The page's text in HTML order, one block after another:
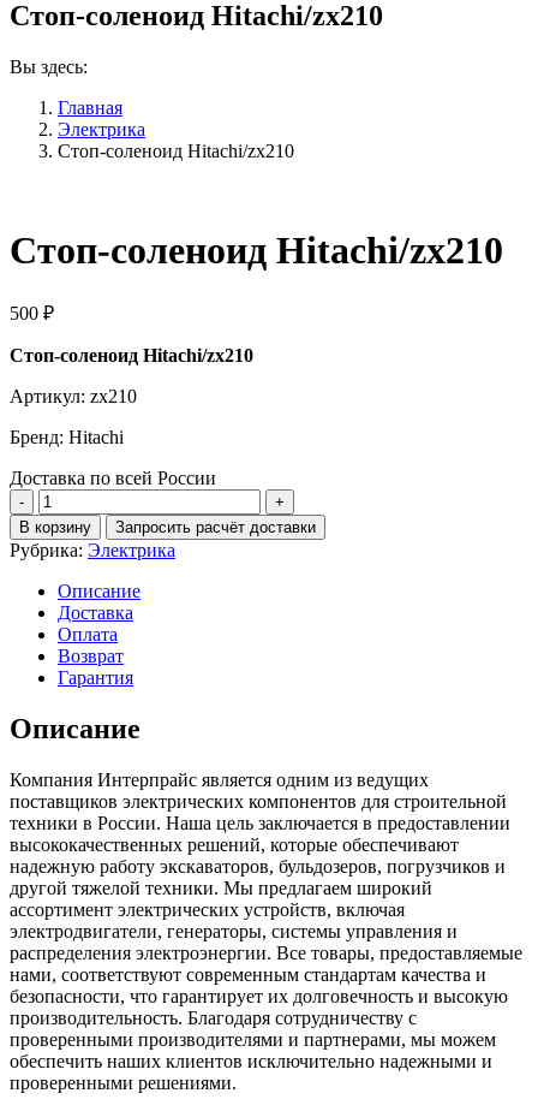
Стоп-соленоид Hitachi/zx210
Вы здесь:
Главная
Электрика
Стоп-соленоид Hitachi/zx210
Стоп-соленоид Hitachi/zx210
500 ₽
Стоп-соленоид Hitachi/zx210
Артикул: zx210
Бренд: Hitachi
Доставка по всей России
Количество
Стоп-
соленоид
Hitachi/zx210
В корзину Запросить расчёт доставки
Рубрика: Электрика
Описание
Доставка
Оплата
Возврат
Гарантия
Описание
Компания Интерпрайс является одним из ведущих
поставщиков электрических компонентов для строительной
техники в России. Наша цель заключается в предоставлении
высококачественных решений, которые обеспечивают
надежную работу экскаваторов, бульдозеров, погрузчиков и
другой тяжелой техники. Мы предлагаем широкий
ассортимент электрических устройств, включая
электродвигатели, генераторы, системы управления и
распределения электроэнергии. Все товары, предоставляемые
нами, соответствуют современным стандартам качества и
безопасности, что гарантирует их долговечность и высокую
производительность. Благодаря сотрудничеству с
проверенными производителями и партнерами, мы можем
обеспечить наших клиентов исключительно надежными и
проверенными решениями.